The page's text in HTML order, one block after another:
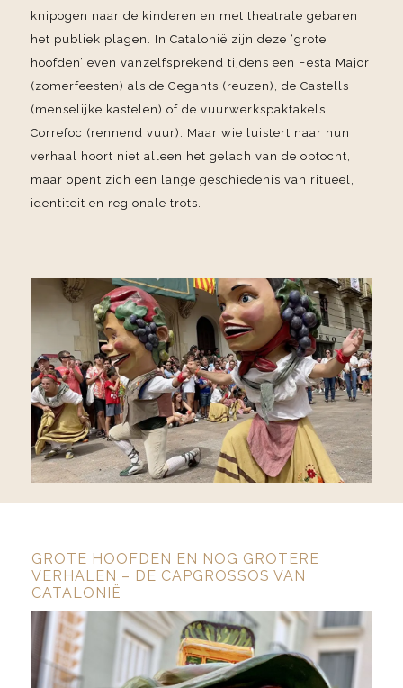
knipogen naar de kinderen en met theatrale gebaren
het publiek plagen. In Catalonië zijn deze ‘grote
hoofden’ even vanzelfsprekend tijdens een Festa Major
(zomerfeesten) als de Gegants (reuzen), de Castells
(menselijke kastelen) of de vuurwerkspaktakels
Correfoc (rennend vuur). Maar wie luistert naar hun
verhaal hoort niet alleen het gelach van de optocht,
maar opent zich een lange geschiedenis van ritueel,
identiteit en regionale trots.
GROTE HOOFDEN EN NOG GROTERE
VERHALEN – DE CAPGROSSOS VAN
CATALONIË